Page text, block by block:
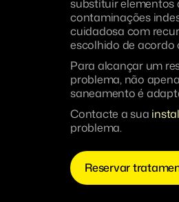
substituir elementos
contaminações
cuidadosa com
escolhido de acordo
Para alcançar um
problema, não
saneamento é
Contacte a sua
problema.
Reservar